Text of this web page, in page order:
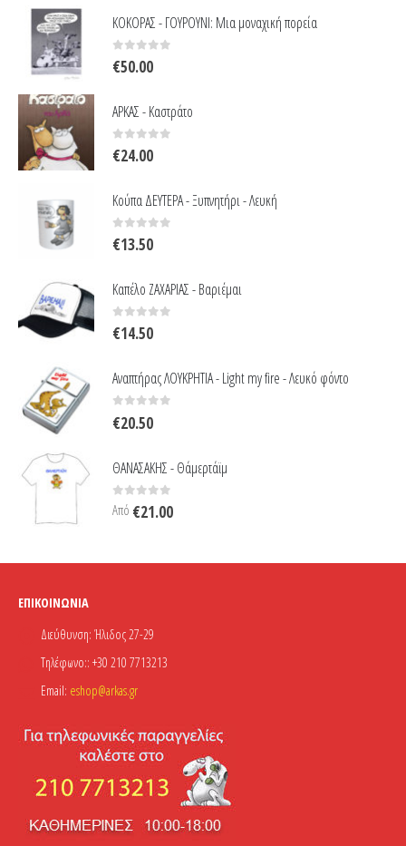
ΚΟΚΟΡΑΣ - ΓΟΥΡΟΥΝΙ: Μια μοναχική πορεία
0out of 5
€50.00
ΑΡΚΑΣ - Καστράτο
0out of 5
€24.00
Κούπα ΔΕΥΤΕΡΑ - Ξυπνητήρι - Λευκή
0out of 5
€13.50
Καπέλο ΖΑΧΑΡΙΑΣ - Βαριέμαι
0out of 5
€14.50
Αναπτήρας ΛΟΥΚΡΗΤΙΑ - Light my fire - Λευκό φόντο
0out of 5
€20.50
ΘΑΝΑΣΑΚΗΣ - Θάμερτάϊμ
0 out of 5
Από €21.00
ΕΠΙΚΟΙΝΩΝΊΑ
Διεύθυνση: Ήλιδος 27-29
Τηλέφωνο:: +30 210 7713213
Email: eshop@arkas.gr